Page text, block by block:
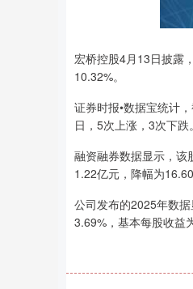
宏桥控股4月13日披露
10.32%。
证券时报•数据宝统计
日，5次上涨，3次下跌。
融资融券数据显示，该
1.22亿元，降幅为
公司发布的2025年数
3.69%，基本每股收益